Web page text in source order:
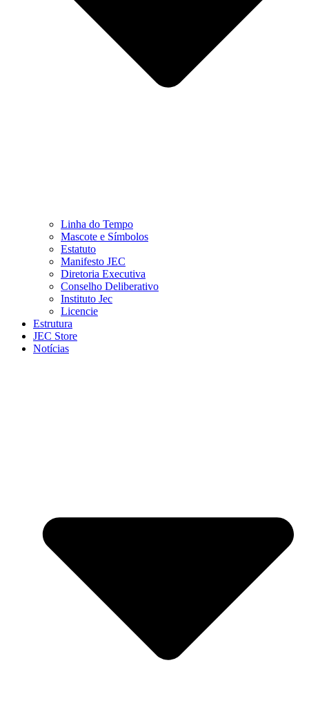
Linha do Tempo
Mascote e Símbolos
Estatuto
Manifesto JEC
Diretoria Executiva
Conselho Deliberativo
Instituto Jec
Licencie
Estrutura
JEC Store
Notícias